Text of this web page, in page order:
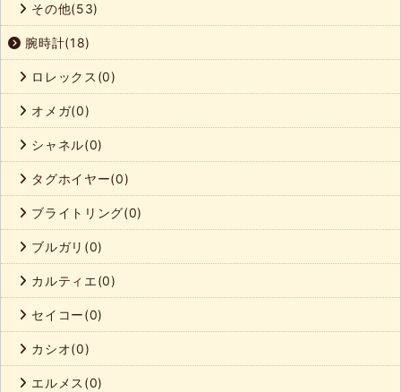
その他(53)
腕時計(18)
ロレックス(0)
オメガ(0)
シャネル(0)
タグホイヤー(0)
ブライトリング(0)
ブルガリ(0)
カルティエ(0)
セイコー(0)
カシオ(0)
エルメス(0)